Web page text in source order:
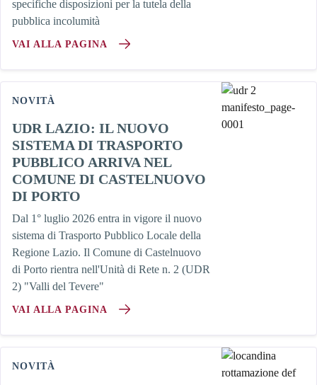
specifiche disposizioni per la tutela della
pubblica incolumità
VAI ALLA PAGINA
NOVITÀ
UDR LAZIO: IL NUOVO
SISTEMA DI TRASPORTO
PUBBLICO ARRIVA NEL
COMUNE DI CASTELNUOVO
DI PORTO
Dal 1° luglio 2026 entra in vigore il nuovo
sistema di Trasporto Pubblico Locale della
Regione Lazio. Il Comune di Castelnuovo
di Porto rientra nell'Unità di Rete n. 2 (UDR
2) "Valli del Tevere"
VAI ALLA PAGINA
NOVITÀ